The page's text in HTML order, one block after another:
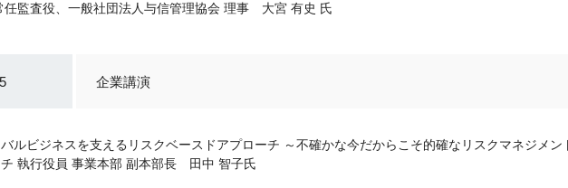
任監査役、一般社団法人与信管理協会 理事 大宮 有史 氏
企業講演
ルビジネスを支えるリスクベースドアプローチ ～不確かな今だからこそ的確なリスクマネジメン
執行役員 事業本部 副本部長 田中 智子氏